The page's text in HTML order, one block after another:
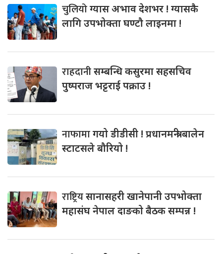
चुलियोग्यास अभाव देशभर ! ग्यासकै
लागि उपभोक्ता घण्टौ लाइनमा !
राहदानीसम्बन्धि कसुरमा सहसचिव
पुष्पराज भट्टराई पक्राउ !
नाफामागयो डीडीसी ! प्रधानमन्त्री बालेन
स्टाटसले बौरियो !
राष्ट्रियसानासहरी खानेपानी उपभोक्ता
महासंघ नेपाल दाङको बैठक सम्पन्न !